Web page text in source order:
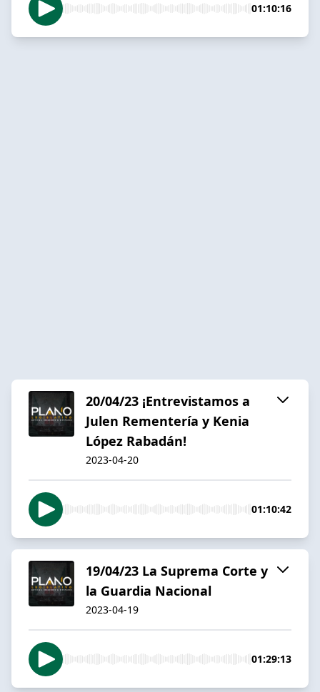
01:10:16
20/04/23 ¡Entrevistamos a
Julen Rementería y Kenia
López Rabadán!
2023-04-20
01:10:42
19/04/23 La Suprema Corte y
la Guardia Nacional
2023-04-19
01:29:13